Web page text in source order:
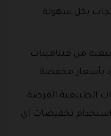
بكل سهولة
من فيتامينات
بأسعار مخفضة.
الطبيعية الفرصة
تخفيضات اي